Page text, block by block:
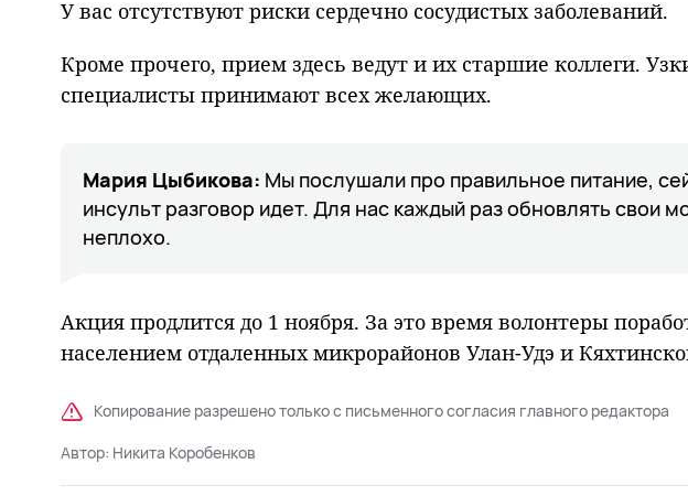
У вас отсутствуют риски сердечно сосудистых заболеваний.
Кроме прочего, прием здесь ведут и их старшие коллеги.
специалисты принимают всех желающих.
Мария Цыбикова: Мы послушали про правильное питание,
инсульт разговор идет. Для нас каждый раз обновлять свои
неплохо.
Акция продлится до 1 ноября. За это время волонтеры
населением отдаленных микрорайонов Улан-Удэ и
Копирование разрешено только с письменного согласия главного редактора
Автор: Никита Коробенков